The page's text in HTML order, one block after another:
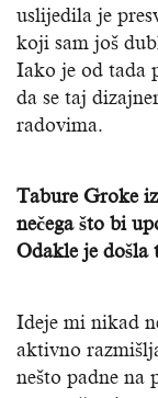
uslijedila je
koji sam još
Iako je od tada
da se taj
radovima.
Tabure Groke
nečega što bi
Odakle je došla
Ideje mi nikad
aktivno
nešto padne na